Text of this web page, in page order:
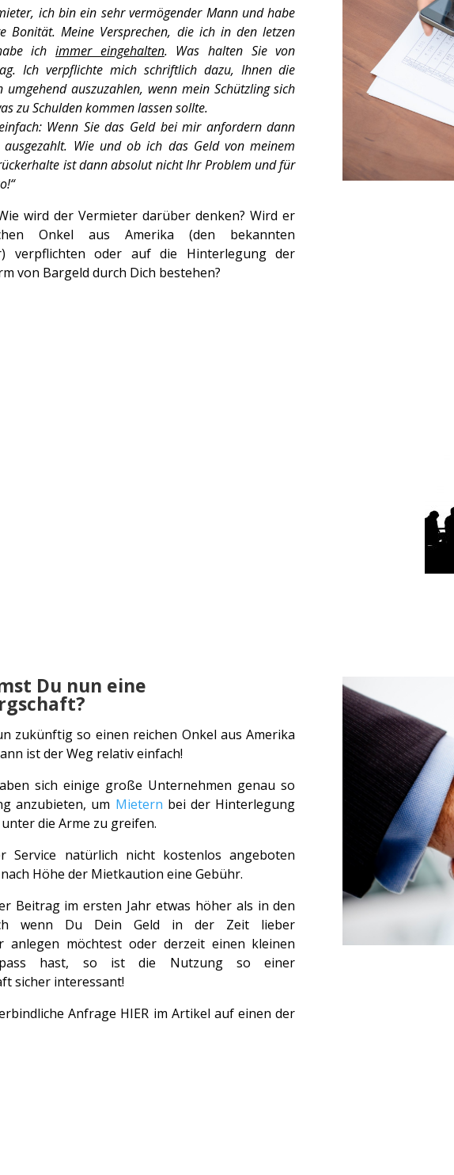
ich bin ein sehr vermögender Mann und habe
Bonität. Meine Versprechen, die ich in den letzen
ichimmer eingehalten. Was halten Sie von
Ich verpflichte mich schriftlich dazu, Ihnen die
umgehend auszuzahlen, wenn mein Schützling sich
zu Schulden kommen lassen sollte.
Wenn Sie das Geld bei mir anfordern dann
Wie und ob ich das Geld von meinem
ist dann absolut nicht Ihr Problem und für
wird der Vermieter darüber denken? Wird er
Onkel aus Amerika (den bekannten
verpflichten oder auf die Hinterlegung der
von Bargeld durch Dich bestehen?
Du nun eine
zukünftig so einen reichen Onkel aus Amerika
ist der Weg relativ einfach!
sich einige große Unternehmen genau so
anzubieten, um Mietern bei der Hinterlegung
die Arme zu greifen.
Service natürlich nicht kostenlos angeboten
Höhe der Mietkaution eine Gebühr.
Beitrag im ersten Jahr etwas höher als in den
wenn Du Dein Geld in der Zeit lieber
anlegen möchtest oder derzeit einen kleinen
hast, so ist die Nutzung so einer
sicher interessant!
Anfrage HIER im Artikel auf einen der